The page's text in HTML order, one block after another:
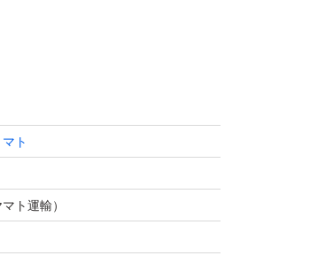
のトマトです
題ありません
包しますが
り割れたり変色したりしますの
マト
ト運輸）